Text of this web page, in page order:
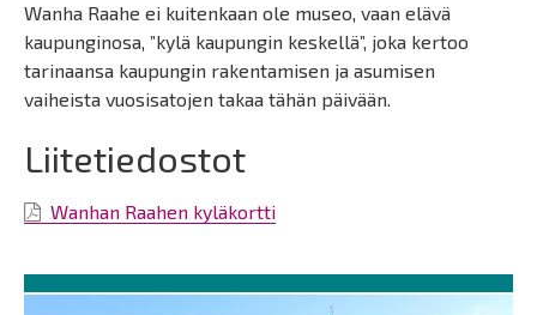
Wanha Raahe ei kuitenkaan ole museo, vaan elävä
kaupunginosa, ”kylä kaupungin keskellä”, joka kertoo
tarinaansa kaupungin rakentamisen ja asumisen
vaiheista vuosisatojen takaa tähän päivään.
Liitetiedostot
Wanhan Raahen kyläkortti